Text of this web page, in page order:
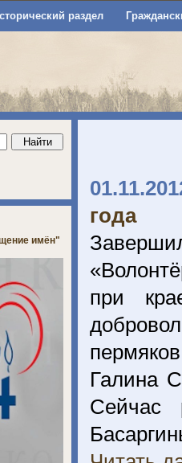
раздел
года
при
Галина
Сейчас
имён"